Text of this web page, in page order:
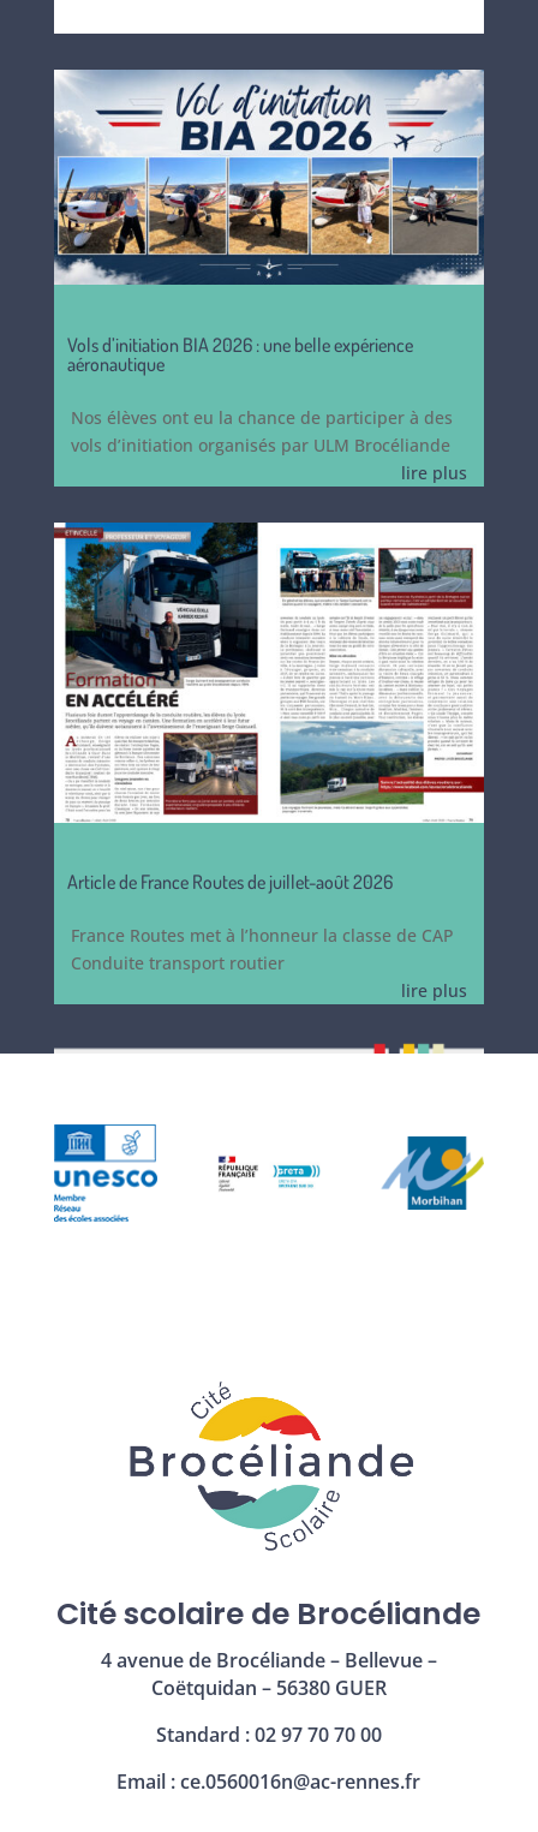
Vols d’initiation BIA 2026 : une belle expérience
aéronautique
Nos élèves ont eu la chance de participer à des
vols d’initiation organisés par ULM Brocéliande
lire plus
Article de France Routes de juillet-août 2026
France Routes met à l’honneur la classe de CAP
Conduite transport routier
lire plus
Cité scolaire de Brocéliande
4 avenue de Brocéliande – Bellevue –
Coëtquidan – 56380 GUER
Standard : 02 97 70 70 00
Email :ce.0560016n@ac-rennes.fr